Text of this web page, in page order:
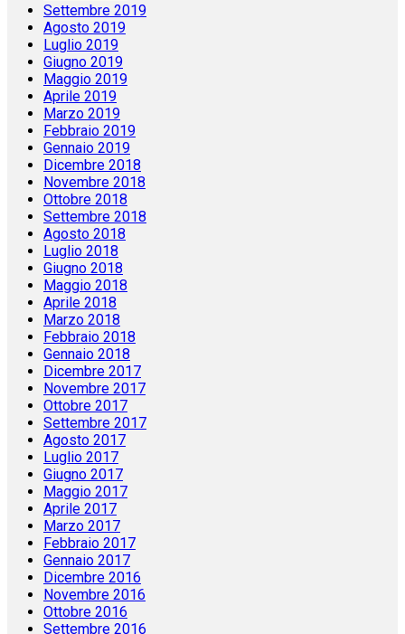
Settembre 2019
Agosto 2019
Luglio 2019
Giugno 2019
Maggio 2019
Aprile 2019
Marzo 2019
Febbraio 2019
Gennaio 2019
Dicembre 2018
Novembre 2018
Ottobre 2018
Settembre 2018
Agosto 2018
Luglio 2018
Giugno 2018
Maggio 2018
Aprile 2018
Marzo 2018
Febbraio 2018
Gennaio 2018
Dicembre 2017
Novembre 2017
Ottobre 2017
Settembre 2017
Agosto 2017
Luglio 2017
Giugno 2017
Maggio 2017
Aprile 2017
Marzo 2017
Febbraio 2017
Gennaio 2017
Dicembre 2016
Novembre 2016
Ottobre 2016
Settembre 2016